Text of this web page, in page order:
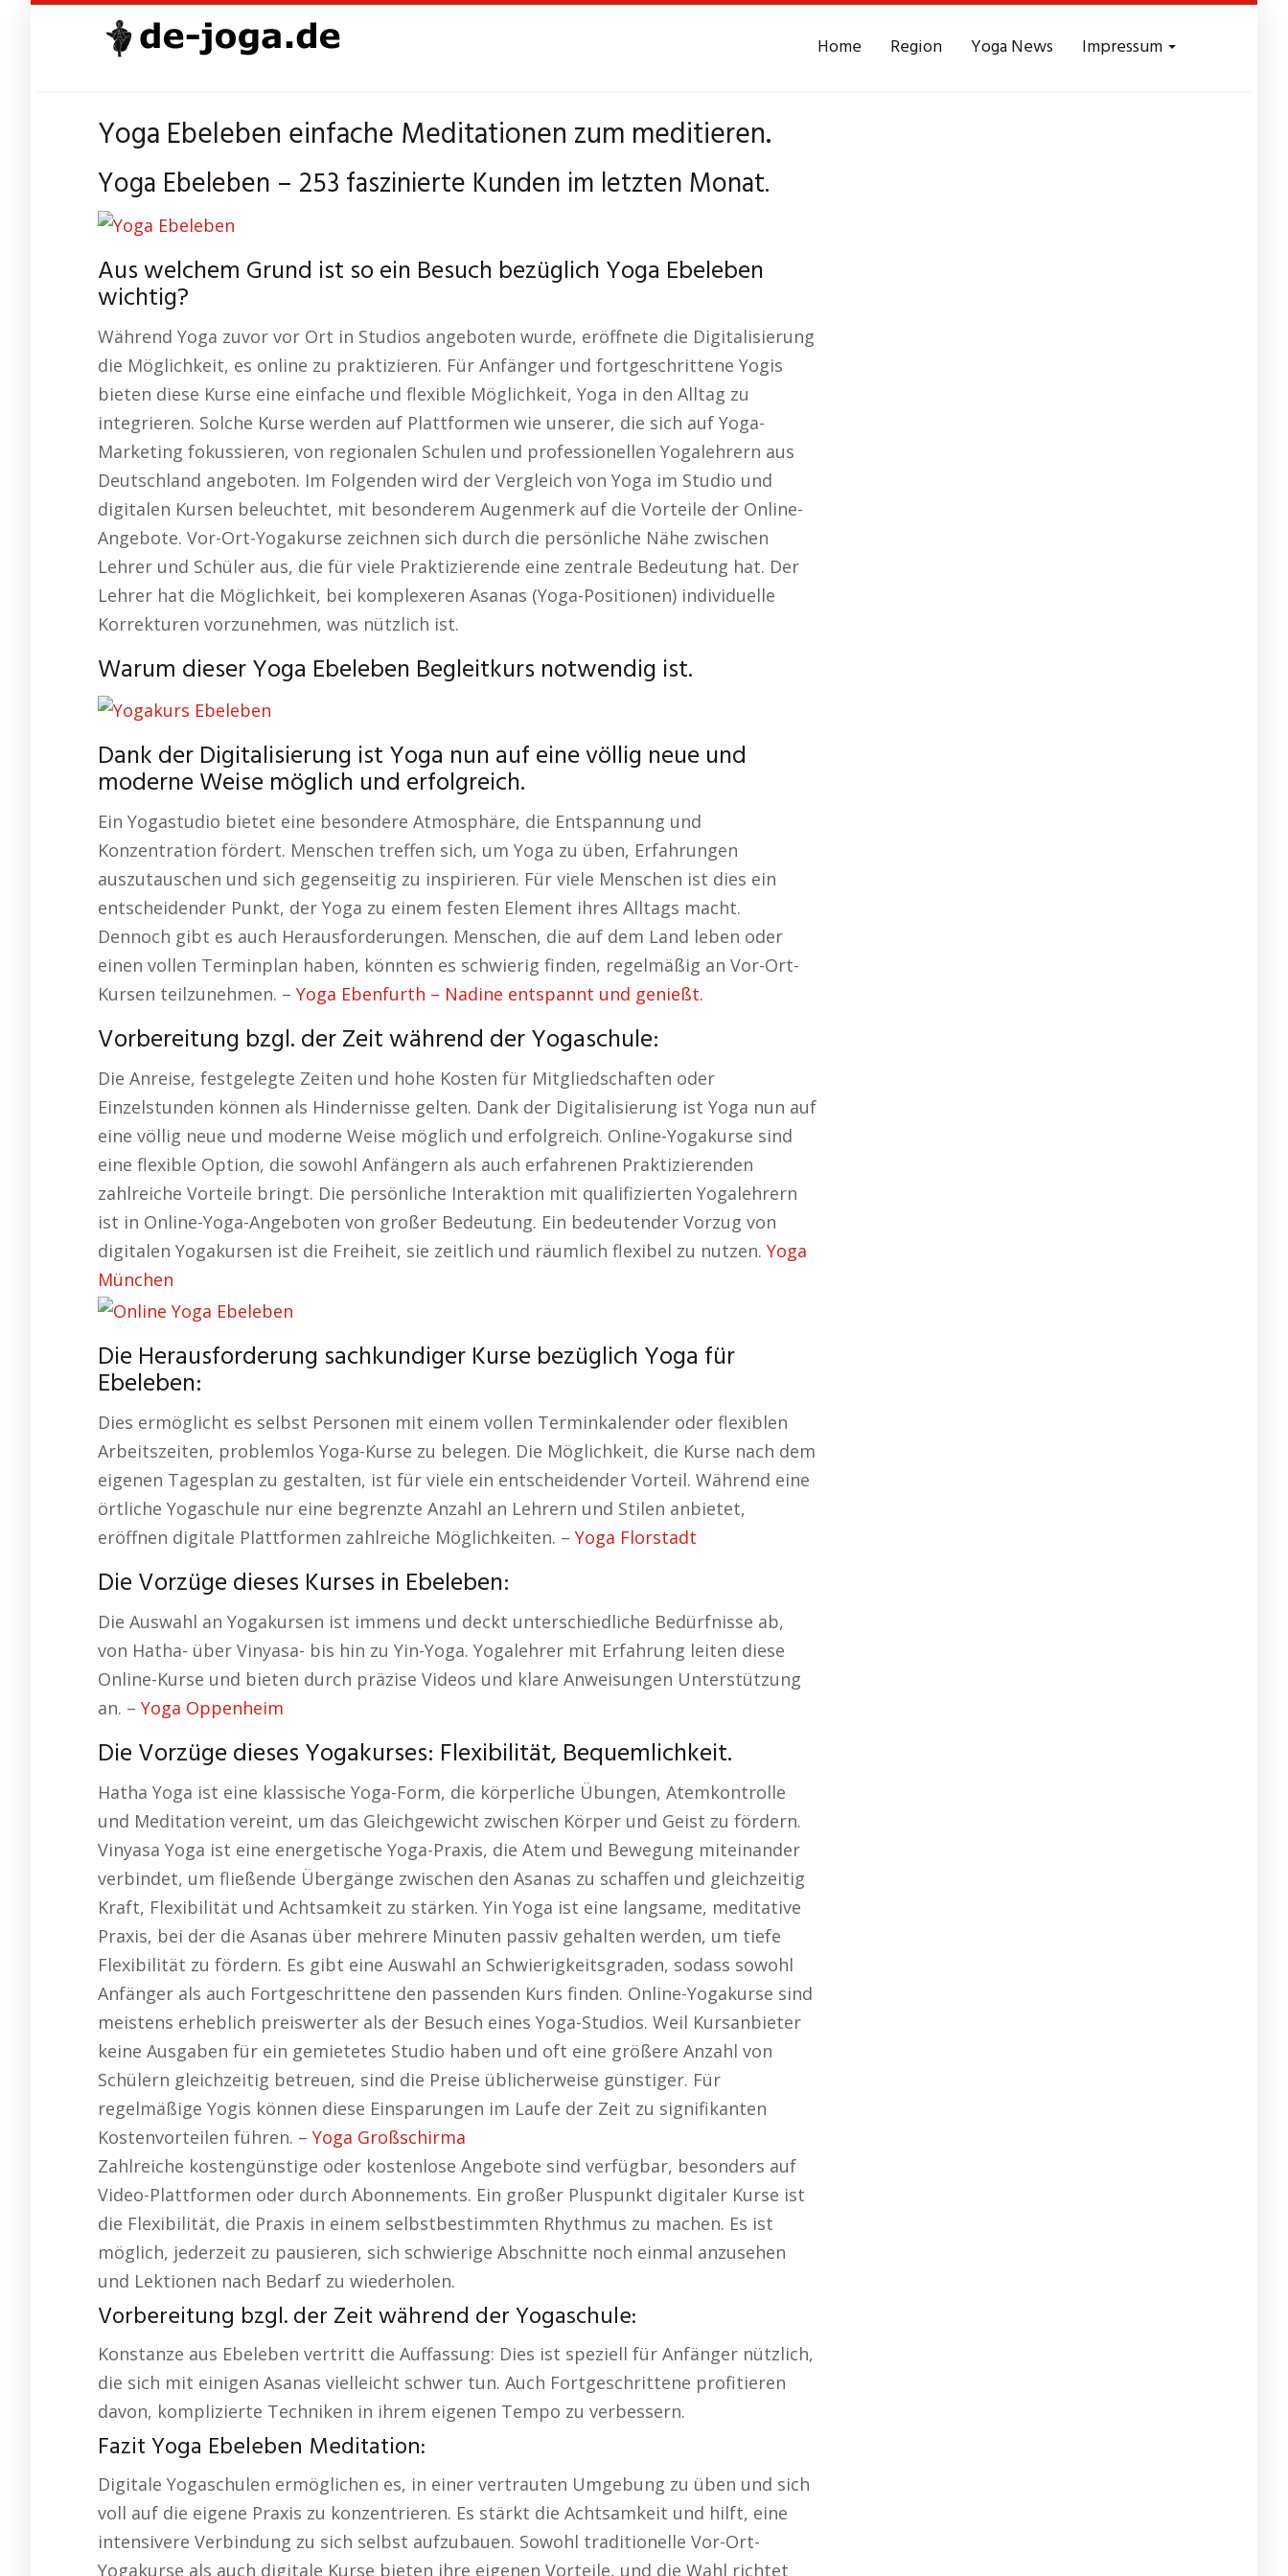
Home Region Yoga News Impressum
Yoga Ebeleben einfache Meditationen zum meditieren.
Yoga Ebeleben – 253 faszinierte Kunden im letzten Monat.
Aus welchem Grund ist so ein Besuch bezüglich Yoga Ebeleben
wichtig?
Während Yoga zuvor vor Ort in Studios angeboten wurde, eröffnete die Digitalisierung
die Möglichkeit, es online zu praktizieren. Für Anfänger und fortgeschrittene Yogis
bieten diese Kurse eine einfache und flexible Möglichkeit, Yoga in den Alltag zu
integrieren. Solche Kurse werden auf Plattformen wie unserer, die sich auf Yoga-
Marketing fokussieren, von regionalen Schulen und professionellen Yogalehrern aus
Deutschland angeboten. Im Folgenden wird der Vergleich von Yoga im Studio und
digitalen Kursen beleuchtet, mit besonderem Augenmerk auf die Vorteile der Online-
Angebote. Vor-Ort-Yogakurse zeichnen sich durch die persönliche Nähe zwischen
Lehrer und Schüler aus, die für viele Praktizierende eine zentrale Bedeutung hat. Der
Lehrer hat die Möglichkeit, bei komplexeren Asanas (Yoga-Positionen) individuelle
Korrekturen vorzunehmen, was nützlich ist.
Warum dieser Yoga Ebeleben Begleitkurs notwendig ist.
Dank der Digitalisierung ist Yoga nun auf eine völlig neue und
moderne Weise möglich und erfolgreich.
Ein Yogastudio bietet eine besondere Atmosphäre, die Entspannung und
Konzentration fördert. Menschen treffen sich, um Yoga zu üben, Erfahrungen
auszutauschen und sich gegenseitig zu inspirieren. Für viele Menschen ist dies ein
entscheidender Punkt, der Yoga zu einem festen Element ihres Alltags macht.
Dennoch gibt es auch Herausforderungen. Menschen, die auf dem Land leben oder
einen vollen Terminplan haben, könnten es schwierig finden, regelmäßig an Vor-Ort-
Kursen teilzunehmen. – Yoga Ebenfurth – Nadine entspannt und genießt.
Vorbereitung bzgl. der Zeit während der Yogaschule:
Die Anreise, festgelegte Zeiten und hohe Kosten für Mitgliedschaften oder
Einzelstunden können als Hindernisse gelten. Dank der Digitalisierung ist Yoga nun auf
eine völlig neue und moderne Weise möglich und erfolgreich. Online-Yogakurse sind
eine flexible Option, die sowohl Anfängern als auch erfahrenen Praktizierenden
zahlreiche Vorteile bringt. Die persönliche Interaktion mit qualifizierten Yogalehrern
ist in Online-Yoga-Angeboten von großer Bedeutung. Ein bedeutender Vorzug von
digitalen Yogakursen ist die Freiheit, sie zeitlich und räumlich flexibel zu nutzen. Yoga
München
Die Herausforderung sachkundiger Kurse bezüglich Yoga für
Ebeleben:
Dies ermöglicht es selbst Personen mit einem vollen Terminkalender oder flexiblen
Arbeitszeiten, problemlos Yoga-Kurse zu belegen. Die Möglichkeit, die Kurse nach dem
eigenen Tagesplan zu gestalten, ist für viele ein entscheidender Vorteil. Während eine
örtliche Yogaschule nur eine begrenzte Anzahl an Lehrern und Stilen anbietet,
eröffnen digitale Plattformen zahlreiche Möglichkeiten. – Yoga Florstadt
Die Vorzüge dieses Kurses in Ebeleben:
Die Auswahl an Yogakursen ist immens und deckt unterschiedliche Bedürfnisse ab,
von Hatha- über Vinyasa- bis hin zu Yin-Yoga. Yogalehrer mit Erfahrung leiten diese
Online-Kurse und bieten durch präzise Videos und klare Anweisungen Unterstützung
an. – Yoga Oppenheim
Die Vorzüge dieses Yogakurses: Flexibilität, Bequemlichkeit.
Hatha Yoga ist eine klassische Yoga-Form, die körperliche Übungen, Atemkontrolle
und Meditation vereint, um das Gleichgewicht zwischen Körper und Geist zu fördern.
Vinyasa Yoga ist eine energetische Yoga-Praxis, die Atem und Bewegung miteinander
verbindet, um fließende Übergänge zwischen den Asanas zu schaffen und gleichzeitig
Kraft, Flexibilität und Achtsamkeit zu stärken. Yin Yoga ist eine langsame, meditative
Praxis, bei der die Asanas über mehrere Minuten passiv gehalten werden, um tiefe
Flexibilität zu fördern. Es gibt eine Auswahl an Schwierigkeitsgraden, sodass sowohl
Anfänger als auch Fortgeschrittene den passenden Kurs finden. Online-Yogakurse sind
meistens erheblich preiswerter als der Besuch eines Yoga-Studios. Weil Kursanbieter
keine Ausgaben für ein gemietetes Studio haben und oft eine größere Anzahl von
Schülern gleichzeitig betreuen, sind die Preise üblicherweise günstiger. Für
regelmäßige Yogis können diese Einsparungen im Laufe der Zeit zu signifikanten
Kostenvorteilen führen. – Yoga Großschirma
Zahlreiche kostengünstige oder kostenlose Angebote sind verfügbar, besonders auf
Video-Plattformen oder durch Abonnements. Ein großer Pluspunkt digitaler Kurse ist
die Flexibilität, die Praxis in einem selbstbestimmten Rhythmus zu machen. Es ist
möglich, jederzeit zu pausieren, sich schwierige Abschnitte noch einmal anzusehen
und Lektionen nach Bedarf zu wiederholen.
Vorbereitung bzgl. der Zeit während der Yogaschule:
Konstanze aus Ebeleben vertritt die Auffassung: Dies ist speziell für Anfänger nützlich,
die sich mit einigen Asanas vielleicht schwer tun. Auch Fortgeschrittene profitieren
davon, komplizierte Techniken in ihrem eigenen Tempo zu verbessern.
Fazit Yoga Ebeleben Meditation:
Digitale Yogaschulen ermöglichen es, in einer vertrauten Umgebung zu üben und sich
voll auf die eigene Praxis zu konzentrieren. Es stärkt die Achtsamkeit und hilft, eine
intensivere Verbindung zu sich selbst aufzubauen. Sowohl traditionelle Vor-Ort-
Yogakurse als auch digitale Kurse bieten ihre eigenen Vorteile, und die Wahl richtet